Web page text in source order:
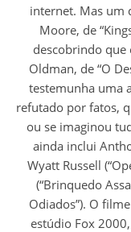
internet. Mas um
Moore, de
descobrindo que
Oldman, de “O
testemunha uma
refutado por fatos,
ou se imaginou
ainda inclui
Wyatt Russell
(“Brinquedo
Odiados”). O
estúdio Fox